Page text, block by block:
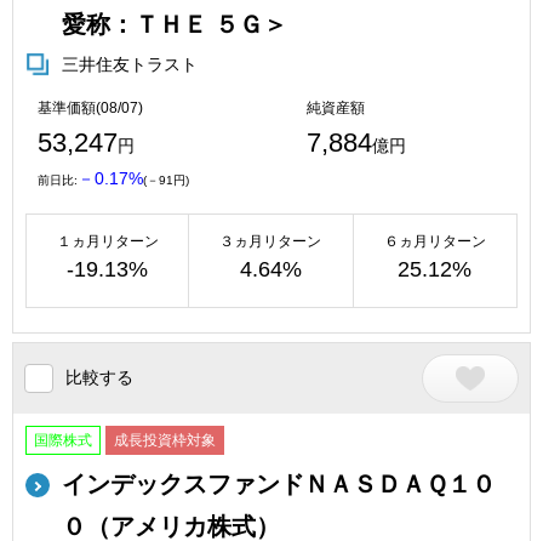
愛称：ＴＨＥ ５Ｇ＞
三井住友トラスト
基準価額(08/07)
53,247円
純資産額
7,884億円
前日比: －0.17%(－91円)
１ヵ月リターン
-19.13%
３ヵ月リターン
4.64%
６ヵ月リターン
25.12%
比較する
国際株式 成長投資枠対象
インデックスファンドＮＡＳＤＡＱ１０
０（アメリカ株式）